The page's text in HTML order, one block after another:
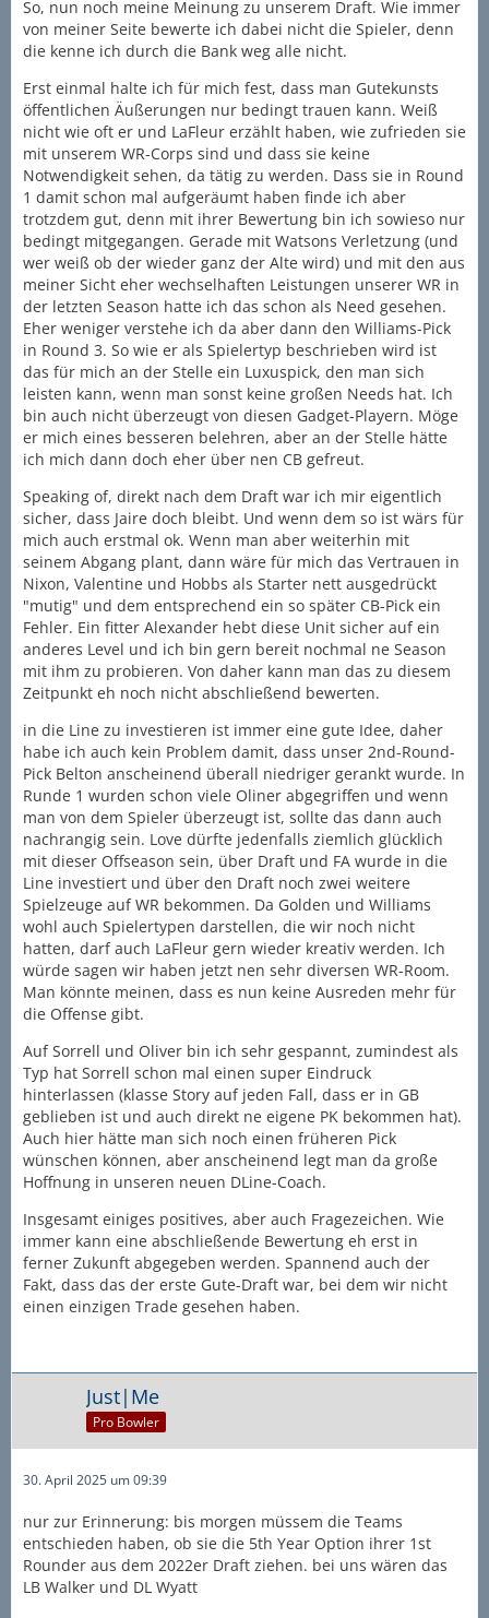
So, nun noch meine Meinung zu unserem Draft. Wie immer
von meiner Seite bewerte ich dabei nicht die Spieler, denn
die kenne ich durch die Bank weg alle nicht.
Erst einmal halte ich für mich fest, dass man Gutekunsts
öffentlichen Äußerungen nur bedingt trauen kann. Weiß
nicht wie oft er und LaFleur erzählt haben, wie zufrieden sie
mit unserem WR-Corps sind und dass sie keine
Notwendigkeit sehen, da tätig zu werden. Dass sie in Round
1 damit schon mal aufgeräumt haben finde ich aber
trotzdem gut, denn mit ihrer Bewertung bin ich sowieso nur
bedingt mitgegangen. Gerade mit Watsons Verletzung (und
wer weiß ob der wieder ganz der Alte wird) und mit den aus
meiner Sicht eher wechselhaften Leistungen unserer WR in
der letzten Season hatte ich das schon als Need gesehen.
Eher weniger verstehe ich da aber dann den Williams-Pick
in Round 3. So wie er als Spielertyp beschrieben wird ist
das für mich an der Stelle ein Luxuspick, den man sich
leisten kann, wenn man sonst keine großen Needs hat. Ich
bin auch nicht überzeugt von diesen Gadget-Playern. Möge
er mich eines besseren belehren, aber an der Stelle hätte
ich mich dann doch eher über nen CB gefreut.
Speaking of, direkt nach dem Draft war ich mir eigentlich
sicher, dass Jaire doch bleibt. Und wenn dem so ist wärs für
mich auch erstmal ok. Wenn man aber weiterhin mit
seinem Abgang plant, dann wäre für mich das Vertrauen in
Nixon, Valentine und Hobbs als Starter nett ausgedrückt
"mutig" und dem entsprechend ein so später CB-Pick ein
Fehler. Ein fitter Alexander hebt diese Unit sicher auf ein
anderes Level und ich bin gern bereit nochmal ne Season
mit ihm zu probieren. Von daher kann man das zu diesem
Zeitpunkt eh noch nicht abschließend bewerten.
in die Line zu investieren ist immer eine gute Idee, daher
habe ich auch kein Problem damit, dass unser 2nd-Round-
Pick Belton anscheinend überall niedriger gerankt wurde. In
Runde 1 wurden schon viele Oliner abgegriffen und wenn
man von dem Spieler überzeugt ist, sollte das dann auch
nachrangig sein. Love dürfte jedenfalls ziemlich glücklich
mit dieser Offseason sein, über Draft und FA wurde in die
Line investiert und über den Draft noch zwei weitere
Spielzeuge auf WR bekommen. Da Golden und Williams
wohl auch Spielertypen darstellen, die wir noch nicht
hatten, darf auch LaFleur gern wieder kreativ werden. Ich
würde sagen wir haben jetzt nen sehr diversen WR-Room.
Man könnte meinen, dass es nun keine Ausreden mehr für
die Offense gibt.
Auf Sorrell und Oliver bin ich sehr gespannt, zumindest als
Typ hat Sorrell schon mal einen super Eindruck
hinterlassen (klasse Story auf jeden Fall, dass er in GB
geblieben ist und auch direkt ne eigene PK bekommen hat).
Auch hier hätte man sich noch einen früheren Pick
wünschen können, aber anscheinend legt man da große
Hoffnung in unseren neuen DLine-Coach.
Insgesamt einiges positives, aber auch Fragezeichen. Wie
immer kann eine abschließende Bewertung eh erst in
ferner Zukunft abgegeben werden. Spannend auch der
Fakt, dass das der erste Gute-Draft war, bei dem wir nicht
einen einzigen Trade gesehen haben.
Just|Me
Pro Bowler
30. April 2025 um 09:39
nur zur Erinnerung: bis morgen müssem die Teams
entschieden haben, ob sie die 5th Year Option ihrer 1st
Rounder aus dem 2022er Draft ziehen. bei uns wären das
LB Walker und DL Wyatt